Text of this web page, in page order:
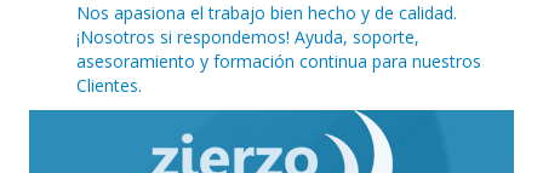
Nos apasiona el trabajo bien hecho y de calidad.
¡Nosotros si respondemos! Ayuda, soporte,
asesoramiento y formación continua para nuestros
Clientes.